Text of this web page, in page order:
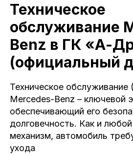
Техническое
обслуживание
Benz в ГК «А-
(официальный
Техническое
Mercedes-Benz – ключевой
обеспечивающий его
долговечность. Как и
механизм, автомобиль
ухода